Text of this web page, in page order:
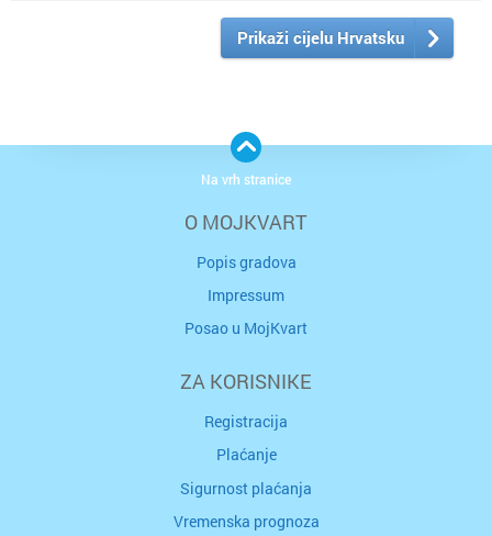
Prikaži cijelu Hrvatsku
O MOJKVART
Popis gradova
Impressum
Posao u MojKvart
ZA KORISNIKE
Registracija
Plaćanje
Sigurnost plaćanja
Vremenska prognoza
Na vrh stranice